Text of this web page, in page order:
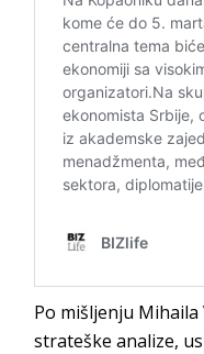
Po mišljenju
strateške analize,